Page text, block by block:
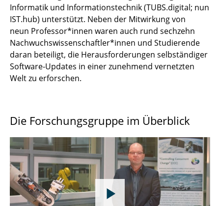
Informatik und Informationstechnik (TUBS.digital; nun
IST.hub) unterstützt. Neben der Mitwirkung von
neun Professor*innen waren auch rund sechzehn
Nachwuchswissenschaftler*innen und Studierende
daran beteiligt, die Herausforderungen selbständiger
Software-Updates in einer zunehmend vernetzten
Welt zu erforschen.
Die Forschungsgruppe im Überblick